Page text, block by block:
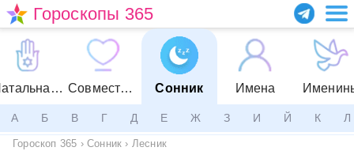
Гороскопы 365
Натальная карта Совместимость Сонник Имена
А Б В Г Д Е Ж З И Й К Л
Гороскоп 365 › Сонник › Лесник